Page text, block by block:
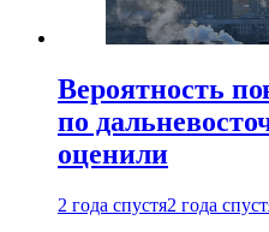
Вероятность
по
оценили
2 года спустя2 года